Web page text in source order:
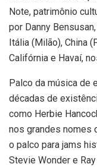
Note, patrimônio
por Danny
Itália (Milão), China
Califórnia e Havaí,
Palco da música de
décadas de
como Herbie
nos grandes nomes
o palco para jams
Stevie Wonder e